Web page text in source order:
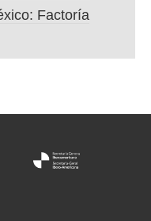
Factoría